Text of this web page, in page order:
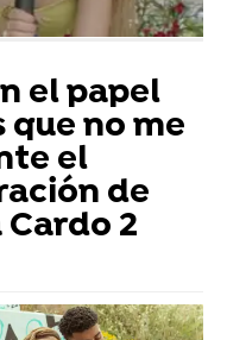
el papel
que no me
el
de
2